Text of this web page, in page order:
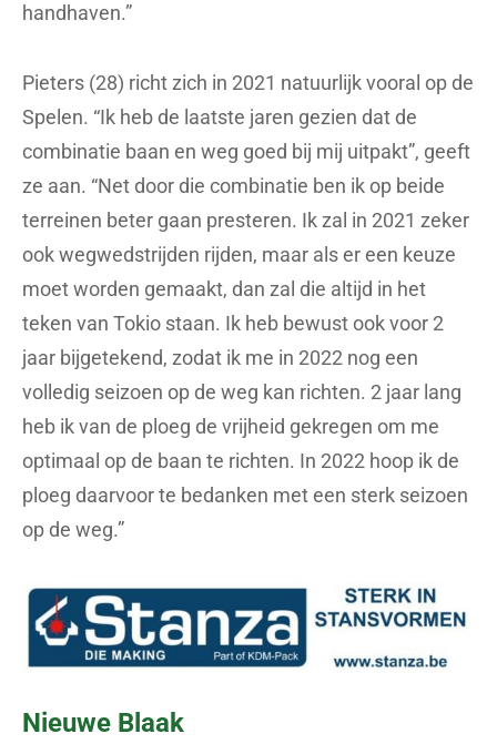
handhaven.”
Pieters (28) richt zich in 2021 natuurlijk vooral op de
Spelen. “Ik heb de laatste jaren gezien dat de
combinatie baan en weg goed bij mij uitpakt”, geeft
ze aan. “Net door die combinatie ben ik op beide
terreinen beter gaan presteren. Ik zal in 2021 zeker
ook wegwedstrijden rijden, maar als er een keuze
moet worden gemaakt, dan zal die altijd in het
teken van Tokio staan. Ik heb bewust ook voor 2
jaar bijgetekend, zodat ik me in 2022 nog een
volledig seizoen op de weg kan richten. 2 jaar lang
heb ik van de ploeg de vrijheid gekregen om me
optimaal op de baan te richten. In 2022 hoop ik de
ploeg daarvoor te bedanken met een sterk seizoen
op de weg.”
Nieuwe Blaak